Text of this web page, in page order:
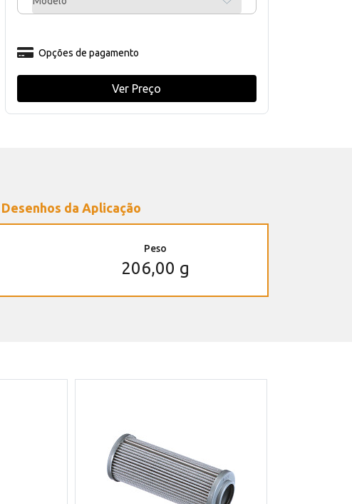
Opções de pagamento
Ver Preço
Desenhos da Aplicação
Peso
206,00 g